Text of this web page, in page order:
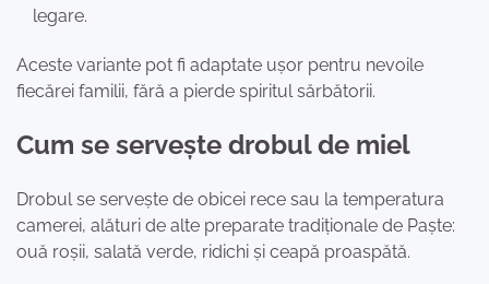
legare.
Aceste variante pot fi adaptate ușor pentru nevoile
fiecărei familii, fără a pierde spiritul sărbătorii.
Cum se servește drobul de miel
Drobul se servește de obicei rece sau la temperatura
camerei, alături de alte preparate tradiționale de Paște:
ouă roșii, salată verde, ridichi și ceapă proaspătă.